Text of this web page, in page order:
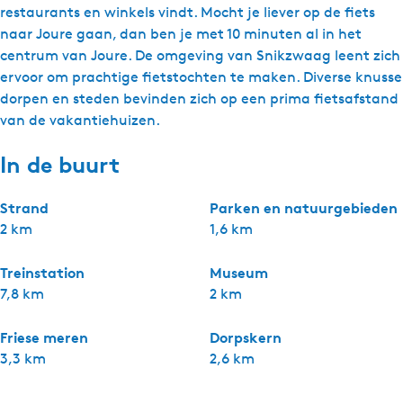
restaurants en winkels vindt. Mocht je liever op de fiets
naar Joure gaan, dan ben je met 10 minuten al in het
centrum van Joure. De omgeving van Snikzwaag leent zich
ervoor om prachtige fietstochten te maken. Diverse knusse
dorpen en steden bevinden zich op een prima fietsafstand
van de vakantiehuizen.
In de buurt
Strand
2 km
Parken en natuurgebieden
1,6 km
Treinstation
7,8 km
Museum
2 km
Friese meren
3,3 km
Dorpskern
2,6 km